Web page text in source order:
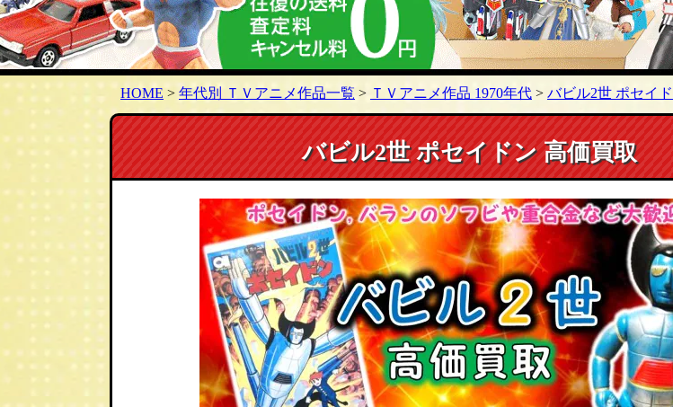
HOME > 年代別 ＴＶアニメ作品一覧 > ＴＶアニメ作品 1970年代 > バビル2世 ポセイ
バビル2世 ポセイドン 高価買取